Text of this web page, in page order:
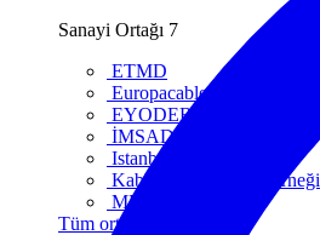
Sanayi Ortağı 7
ETMD
Europacable
EYODER
İMSAD
Istanbul ETO
Kablo Sanayicileri Derneği
MMO
Tüm ortaklar